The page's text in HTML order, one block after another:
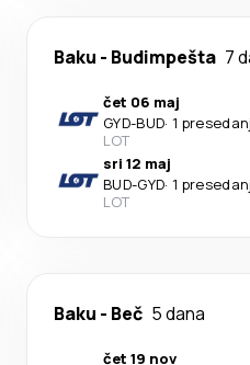
Baku - Budimpešta 7
čet 06 maj
GYD-BUD· 1
LOT
sri 12 maj
BUD-GYD· 1
LOT
Baku - Beč 5 dana
čet 19 nov